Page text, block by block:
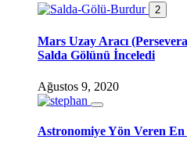
2
Mars Uzay Aracı
Salda Gölünü İnceledi
Ağustos 9, 2020
Astronomiye Yön Veren